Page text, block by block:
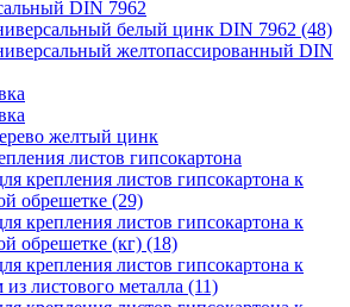
DIN 7962
белый цинк DIN 7962 (48)
желтопассированный DIN
желтый цинк
листов гипсокартона
крепления листов гипсокартона к
обрешетке (29)
крепления листов гипсокартона к
обрешетке (кг) (18)
крепления листов гипсокартона к
листового металла (11)